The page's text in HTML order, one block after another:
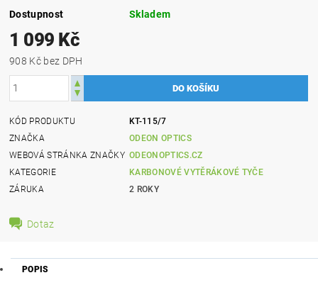
Dostupnost Skladem
1 099 Kč
908 Kč bez DPH
KÓD PRODUKTU
KT-115/7
ZNAČKA
ODEON OPTICS
WEBOVÁ STRÁNKA ZNAČKY ODEONOPTICS.CZ
KATEGORIE
KARBONOVÉ VYTĚRÁKOVÉ TYČE
ZÁRUKA
2 ROKY
Dotaz
POPIS